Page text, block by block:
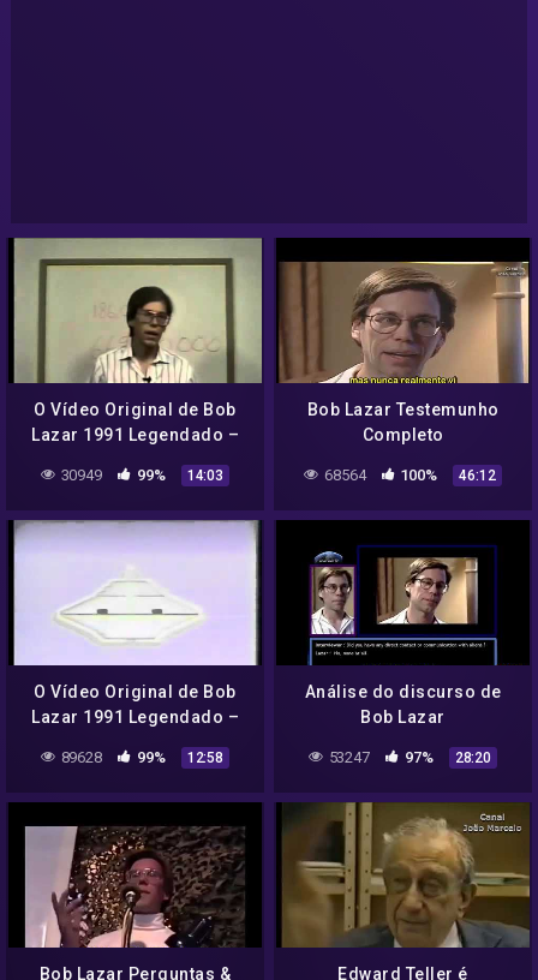
O Vídeo Original de Bob
Lazar 1991 Legendado –
30949 99% 14:03
Bob Lazar Testemunho
Completo
68564 100% 46:12
O Vídeo Original de Bob
Lazar 1991 Legendado –
89628 99% 12:58
Análise do discurso de
Bob Lazar
53247 97% 28:20
Bob Lazar Perguntas & Edward Teller é